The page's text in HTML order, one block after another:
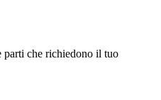
parti che richiedono il tuo